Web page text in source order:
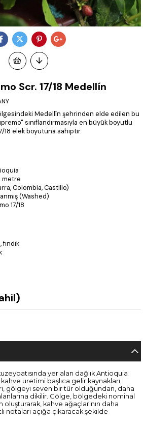
Scr. 17/18 Medellín
Medellín şehrinden elde edilen bu
sınıflandırmasıyla en büyük boyutlu
18 elek boyutuna sahiptir.
metre
Colombia, Castillo)
(Washed)
17/18
yer alan dağlık Antioquia
üretimi başlıca gelir kaynakları
gölgeyi seven bir tür olduğundan, daha
dikilir. Gölge, bölgedeki nominal
oluşturarak, kahve ağaçlarının daha
notaları açığa çıkaracak şekilde